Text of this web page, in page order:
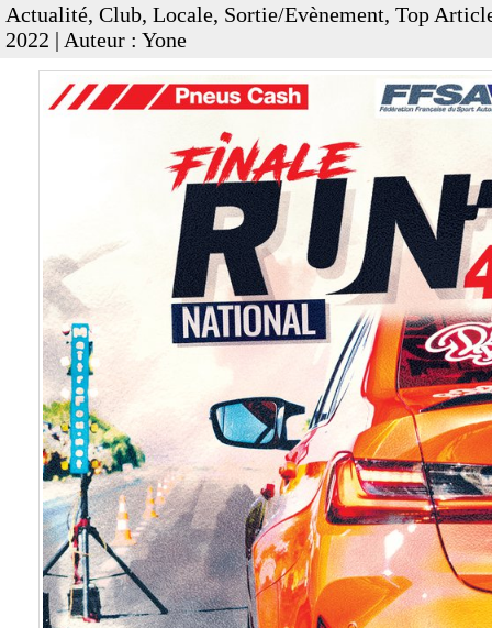
Actualité, Club, Locale, Sortie/Evènement, Top
2022 | Auteur : Yone